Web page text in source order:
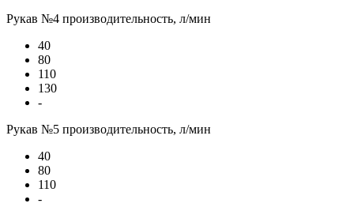
Рукав №4 производительность, л/мин
40
80
110
130
-
Рукав №5 производительность, л/мин
40
80
110
-